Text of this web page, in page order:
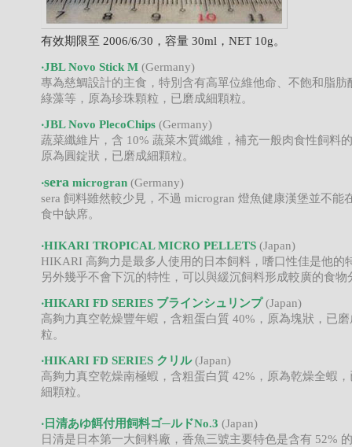
有效期限至 2006/6/30，容量 30ml，NET 10g。
‧JBL Novo Stick M (Germany)
專為慈鯛設計的主食，特別含有高單位維他命、不飽和脂肪
綠藻等，原為珍珠顆粒，已磨成細顆粒。
‧JBL Novo PlecoChips (Germany)
蔬菜纖維片，含 10% 蔬菜木質纖維，補充一般肉食性飼料
原為圓錠狀，已磨成細顆粒。
‧sera microgran (Germany)
sera 飼料雖然較少見，不過 microgran 燈魚健康漢堡並不能
食中缺席。
‧HIKARI TROPICAL MICRO PELLETS (Japan)
HIKARI 高夠力是最多人使用的日本飼料，嗜口性佳是他的
另外幾乎不會下沉的特性，可以與緩沉飼料形成較廣的食物
‧HIKARI FD SERIES ブラインシュリンプ(Japan)
高夠力真空乾燥豐年蝦，含粗蛋白質 40%，原為塊狀，已
粒。
‧HIKARI FD SERIES クリル(Japan)
高夠力真空乾燥南極蝦，含粗蛋白質 42%，原為乾燥全蝦
細顆粒。
‧日清あゆ餌付用飼料ゴ─ルドNo.3 (Japan)
日清是日本第一大飼料廠，香魚三號主要特色是含有 52%